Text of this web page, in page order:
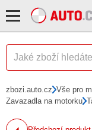
zbozi.auto.cz Vše pro
Zavazadla na motorku